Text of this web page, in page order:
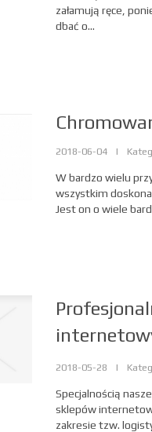
załamują ręce,
dbać o...
2018-06-04 |
W bardzo wielu
wszystkim
Jest on o wiele
2018-05-28 |
Specjalnością
sklepów
zakresie tzw.